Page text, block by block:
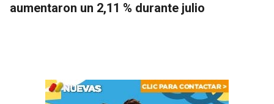
aumentaron un 2,11 % durante julio